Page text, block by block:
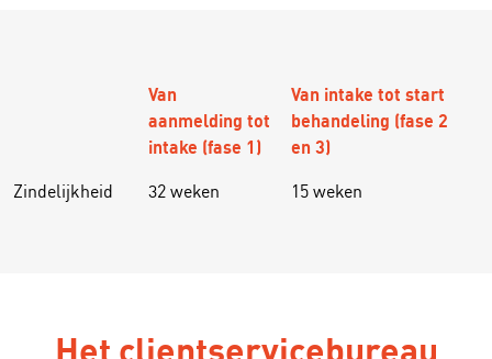
Van
aanmelding tot
intake (fase 1)
Van intake tot start
behandeling (fase 2
en 3)
Zindelijkheid 32 weken 15 weken
Het clientservicebureau